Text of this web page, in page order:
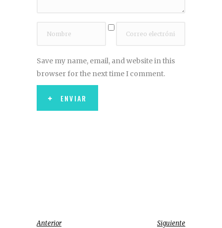
Save my name, email, and website in this
browser for the next time I comment.
ENVIAR
Anterior Siguiente